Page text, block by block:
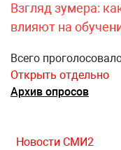
Взгляд зумера:
влияют на
Всего
Открыть отдельно
Архив опросов
Новости СМИ2